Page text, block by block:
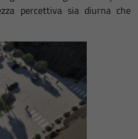
percettiva sia diurna che